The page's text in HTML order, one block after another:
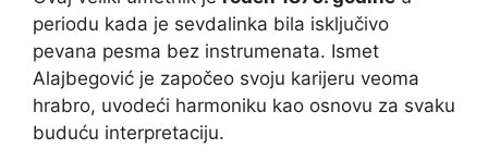
periodu kada je sevdalinka bila isključivo
pevana pesma bez instrumenata. Ismet
Alajbegović je započeo svoju karijeru veoma
hrabro, uvodeći harmoniku kao osnovu za svaku
buduću interpretaciju.